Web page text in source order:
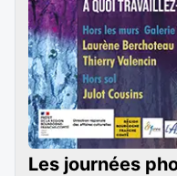
Les journées